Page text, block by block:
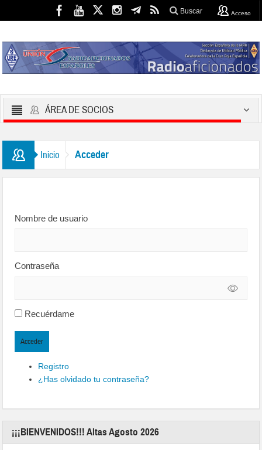
Buscar Acceso
ÁREA DE SOCIOS
Inicio Acceder
Nombre de usuario
Contraseña
Recuérdame
Acceder
Registro
¿Has olvidado tu contraseña?
¡¡¡BIENVENIDOS!!! Altas Agosto 2026